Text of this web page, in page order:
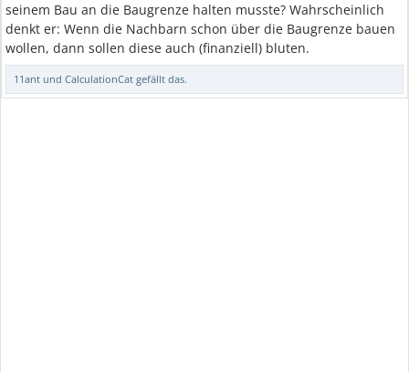
seinem Bau an die Baugrenze halten musste? Wahrscheinlich
denkt er: Wenn die Nachbarn schon über die Baugrenze bauen
wollen, dann sollen diese auch (finanziell) bluten.
11ant und CalculationCat gefällt das.